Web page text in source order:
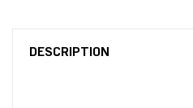
DESCRIPTION